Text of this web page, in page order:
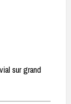
sur grand